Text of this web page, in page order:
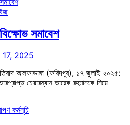
সমাবেশ
17, 2025
আলফাডাঙ্গা (ফরিদপুর), ১৭ জুলাই ২০২৫:
চেয়ারম্যান তারেক রহমানকে নিয়ে